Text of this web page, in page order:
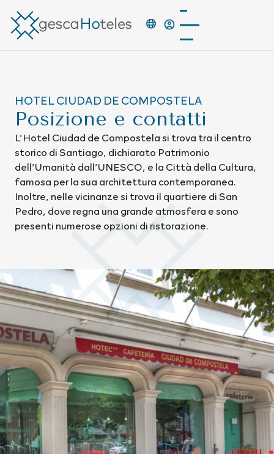
HOTEL CIUDAD DE COMPOSTELA
Posizione e contatti
L’Hotel Ciudad de Compostela si trova tra il centro
storico di Santiago, dichiarato Patrimonio
dell’Umanità dall’UNESCO, e la Città della Cultura,
famosa per la sua architettura contemporanea.
Inoltre, nelle vicinanze si trova il quartiere di San
Pedro, dove regna una grande atmosfera e sono
presenti numerose opzioni di ristorazione.